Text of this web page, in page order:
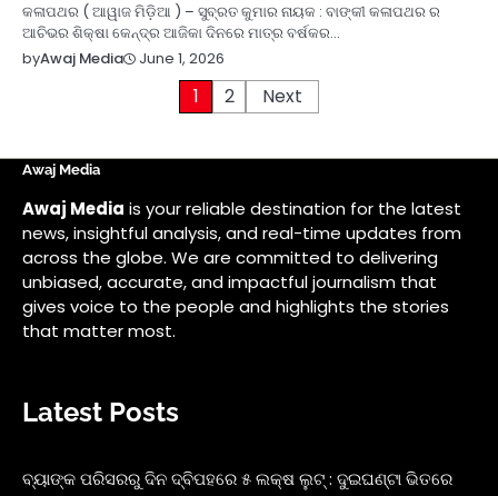
କଳାପଥର ( ଆୱାଜ ମିଡ଼ିଆ ) – ସୁବ୍ରତ କୁମାର ନାୟକ : ବାଙ୍କୀ କଳାପଥର ର
ଆଚିଭର ଶିକ୍ଷା କେନ୍ଦ୍ର ଆଜିକା ଦିନରେ ମାତ୍ର ବର୍ଷକର…
byAwaj Media June 1, 2026
1 2 Next
Awaj Media
Awaj Media is your reliable destination for the latest
news, insightful analysis, and real-time updates from
across the globe. We are committed to delivering
unbiased, accurate, and impactful journalism that
gives voice to the people and highlights the stories
that matter most.
Latest Posts
ବ୍ୟାଙ୍କ ପରିସରରୁ ଦିନ ଦ୍ବିପହରେ ୫ ଲକ୍ଷ ଲୁଟ୍ : ଦୁଇଘଣ୍ଟା ଭିତରେ